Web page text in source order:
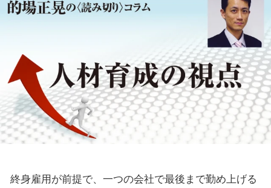
終身雇用が前提で、一つの会社で最後まで勤め上げる